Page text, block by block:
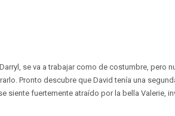
se va a trabajar como de costumbre, pero
Pronto descubre que David tenía una
siente fuertemente atraído por la bella Valerie,